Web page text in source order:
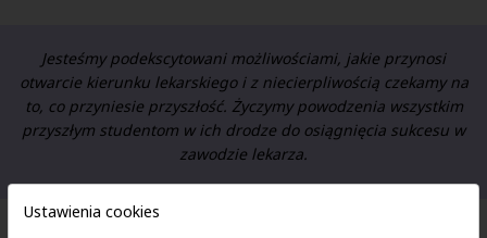
Jesteśmy podekscytowani możliwościami, jakie przynosi
otwarcie kierunku lekarskiego i z niecierpliwością czekamy na
to, co przyniesie przyszłość. Życzymy powodzenia wszystkim
przyszłym studentom w ich drodze do osiągnięcia sukcesu w
zawodzie lekarza.
Ustawienia cookies